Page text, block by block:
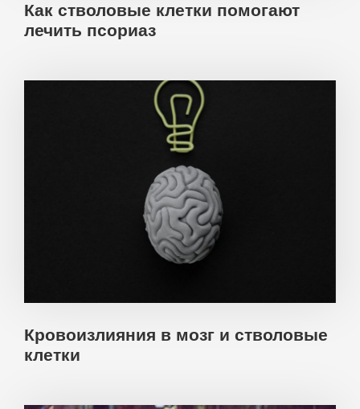
Как стволовые клетки помогают
лечить псориаз
Кровоизлияния в мозг и стволовые
клетки